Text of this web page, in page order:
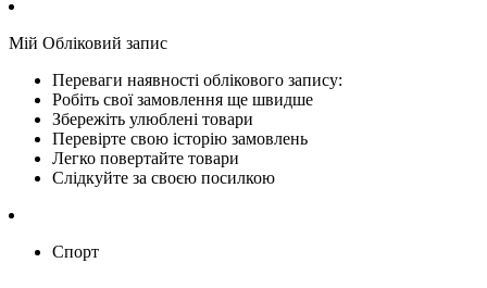
Мій Обліковий запис
Переваги наявності облікового запису:
Робіть свої замовлення ще швидше
Збережіть улюблені товари
Перевірте свою історію замовлень
Легко повертайте товари
Слідкуйте за своєю посилкою
Спорт